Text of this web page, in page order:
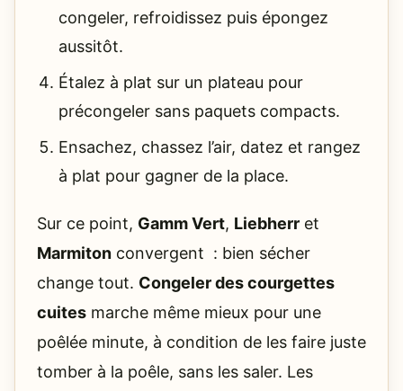
congeler, refroidissez puis épongez
aussitôt.
Étalez à plat sur un plateau pour
précongeler sans paquets compacts.
Ensachez, chassez l’air, datez et rangez
à plat pour gagner de la place.
Sur ce point, Gamm Vert, Liebherr et
Marmiton convergent : bien sécher
change tout. Congeler des courgettes
cuites marche même mieux pour une
poêlée minute, à condition de les faire juste
tomber à la poêle, sans les saler. Les